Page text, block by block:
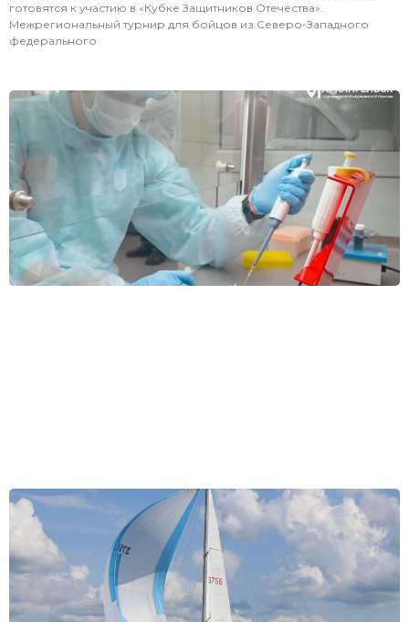
готовятся к участию в «Кубке Защитников Отечества».
Межрегиональный турнир для бойцов из Северо-Западного
федерального